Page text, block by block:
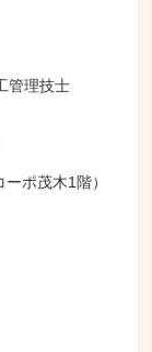
管理技士
ポ茂木1階）